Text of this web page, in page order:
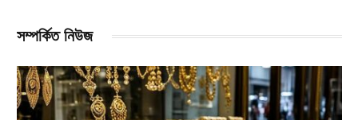
সম্পর্কিত নিউজ